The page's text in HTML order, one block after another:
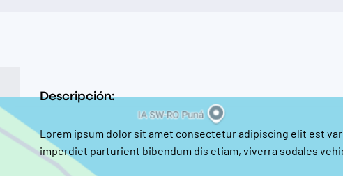
Descripción:
Lorem ipsum dolor sit amet consectetur adipiscing elit est
imperdiet parturient bibendum dis etiam, viverra sodales